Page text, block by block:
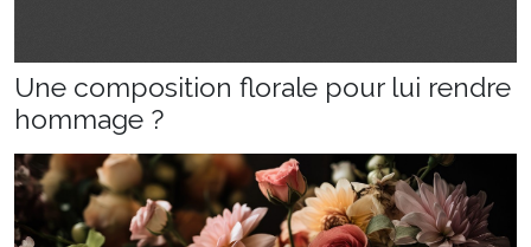
Une composition florale pour lui rendre
hommage ?